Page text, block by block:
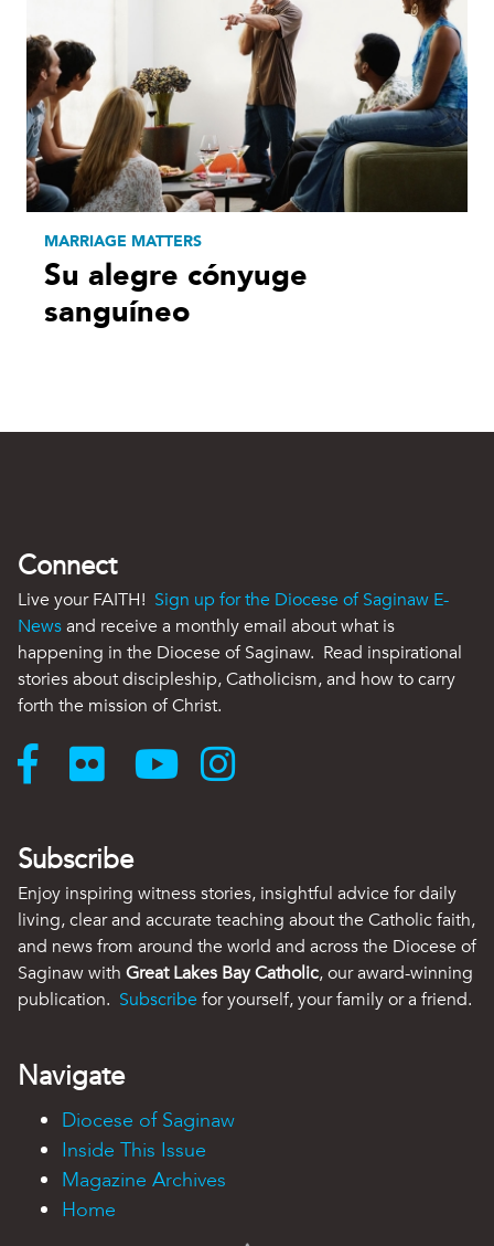
MARRIAGE MATTERS
Su alegre cónyuge
sanguíneo
Connect
Live your FAITH! Sign up for the Diocese of Saginaw E-
Newsand receive a monthly email about what is
happening in the Diocese of Saginaw. Read inspirational
stories about discipleship, Catholicism, and how to carry
forth the mission of Christ.
Subscribe
Enjoy inspiring witness stories, insightful advice for daily
living, clear and accurate teaching about the Catholic faith,
and news from around the world and across the Diocese of
Saginaw with Great Lakes Bay Catholic, our award-winning
publication. Subscribe for yourself, your family or a friend.
Navigate
Diocese of Saginaw
Inside This Issue
Magazine Archives
Home